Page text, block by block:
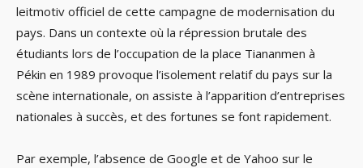
leitmotiv officiel de cette campagne de modernisation du
pays. Dans un contexte où la répression brutale des
étudiants lors de l’occupation de la place Tiananmen à
Pékin en 1989 provoque l’isolement relatif du pays sur la
scène internationale, on assiste à l’apparition d’entreprises
nationales à succès, et des fortunes se font rapidement.
Par exemple, l’absence de Google et de Yahoo sur le